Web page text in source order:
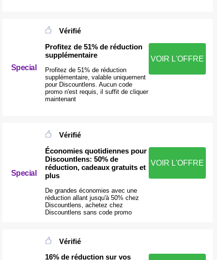
Special
Vérifié
Profitez de 51% de réduction
supplémentaire
Profitez de 51% de réduction
supplémentaire, valable uniquement
pour Discountlens. Aucun code
promo n'est requis, il suffit de cliquer
maintenant
VOIR L'OFFRE
Special
Vérifié
Économies quotidiennes pour
Discountlens: 50% de
réduction, cadeaux gratuits et
plus
De grandes économies avec une
réduction allant jusqu'à 50% chez
Discountlens, achetez chez
Discountlens sans code promo
VOIR L'OFFRE
Vérifié
16% de réduction sur vos